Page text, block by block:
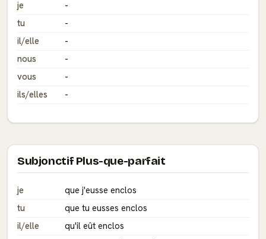
je
-
tu
-
il/elle
-
nous
-
vous
-
ils/elles
-
Subjonctif Plus-que-parfait
je
que j'eusse enclos
tu
que tu eusses enclos
il/elle
qu'il eût enclos